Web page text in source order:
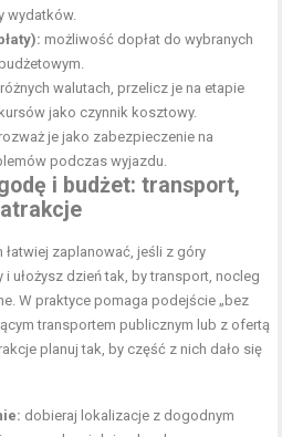
wydatków.
możliwość dopłat do wybranych
walutach, przelicz je na etapie
jako czynnik kosztowy.
rozważ je jako zabezpieczenie na
podczas wyjazdu.
i budżet: transport,
zaplanować, jeśli z góry
ułożysz dzień tak, by transport, nocleg
W praktyce pomaga podejście „bez
transportem publicznym lub z ofertą
planuj tak, by część z nich dało się
dobieraj lokalizacje z dogodnym